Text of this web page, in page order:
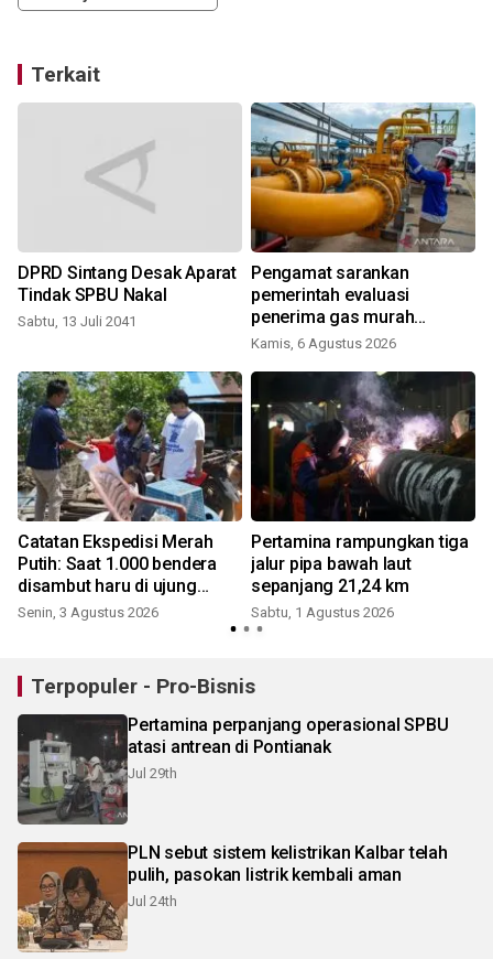
Terkait
DPRD Sintang Desak Aparat
Tindak SPBU Nakal
Sabtu, 13 Juli 2041
Pengamat sarankan
pemerintah evaluasi
penerima gas murah
industri
Kamis, 6 Agustus 2026
Catatan Ekspedisi Merah
Putih: Saat 1.000 bendera
disambut haru di ujung
negeri
Senin, 3 Agustus 2026
Pertamina rampungkan tiga
jalur pipa bawah laut
sepanjang 21,24 km
Sabtu, 1 Agustus 2026
Terpopuler - Pro-Bisnis
Pertamina perpanjang operasional SPBU
atasi antrean di Pontianak
Jul 29th
PLN sebut sistem kelistrikan Kalbar telah
pulih, pasokan listrik kembali aman
Jul 24th